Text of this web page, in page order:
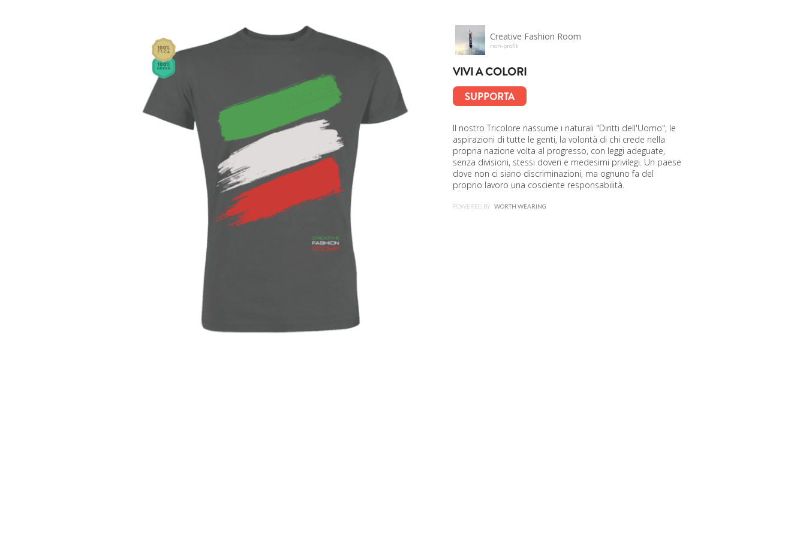
Creative Fashion Room
non-profit
VIVI A COLORI
SUPPORTA
Il nostro Tricolore riassume i naturali "Diritti dell'Uomo", le
aspirazioni di tutte le genti, la volontà di chi crede nella
propria nazione volta al progresso, con leggi adeguate,
senza divisioni, stessi doveri e medesimi privilegi. Un paese
dove non ci siano discriminazioni, ma ognuno fa del
proprio lavoro una cosciente responsabilità.
POWERED BYWORTH WEARING